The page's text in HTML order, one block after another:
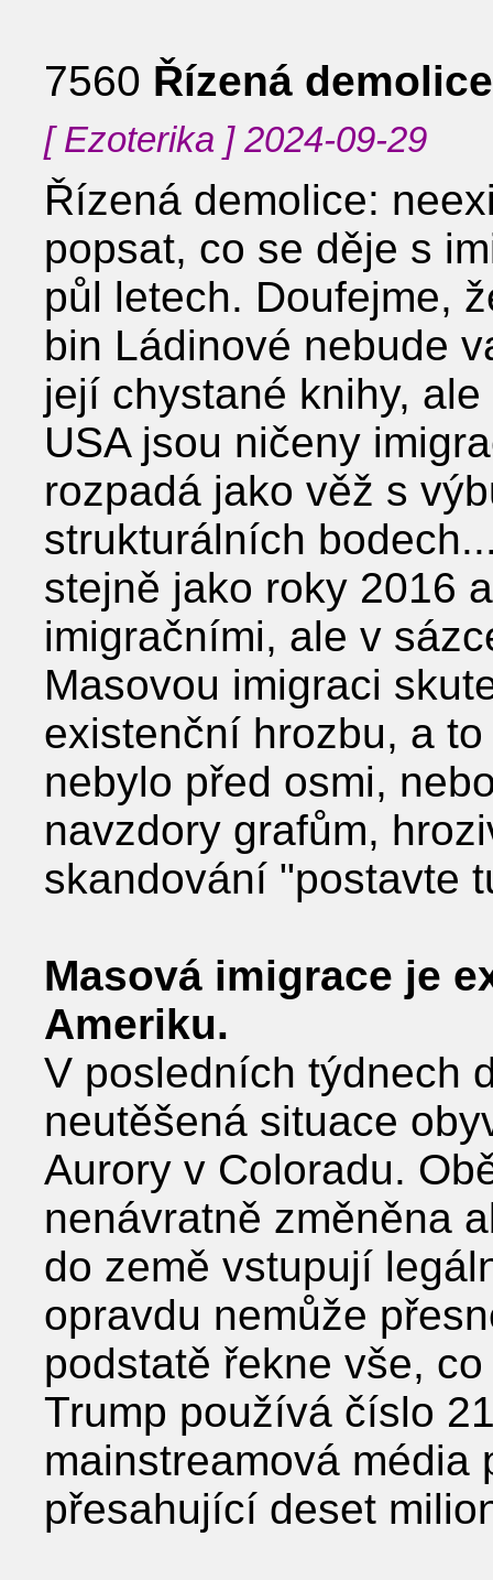
7560 Řízená demolice
[ Ezoterika ] 2024-09-29
Řízená demolice:
popsat, co se děje s
půl letech. Doufejme,
bin Ládinové nebude
její chystané knihy,
USA jsou ničeny
rozpadá jako věž s
strukturálních
stejně jako roky 2016
imigračními, ale v
Masovou imigraci
existenční hrozbu, a
nebylo před osmi,
navzdory grafům,
skandování "postavte
Masová imigrace je
Ameriku.
V posledních týdnech
neutěšená situace
Aurory v Coloradu.
nenávratně změněna
do země vstupují
opravdu nemůže
podstatě řekne vše,
Trump používá číslo
mainstreamová
přesahující deset